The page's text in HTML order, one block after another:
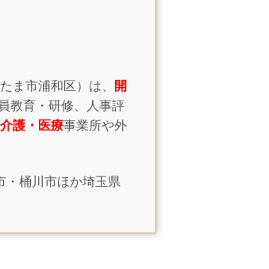
ま市浦和区）は、
開
教育・研修、人事評
介護・医療事業所や外
・桶川市ほか埼玉県